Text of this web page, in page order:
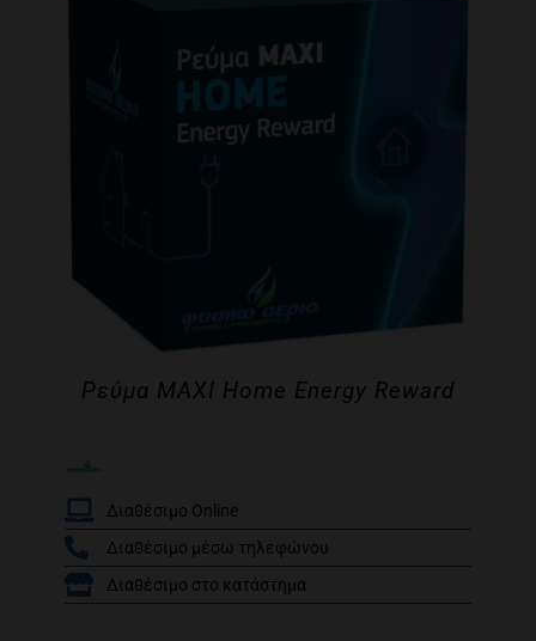
/
Ρεύμα MAXI Home Energy Reward
Διαθέσιμο Online
Διαθέσιμο μέσω τηλεφώνου
Διαθέσιμο στο κατάστημα